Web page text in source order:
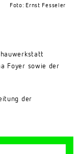
Foto: Ernst Fesseler
Foyer sowie der
der